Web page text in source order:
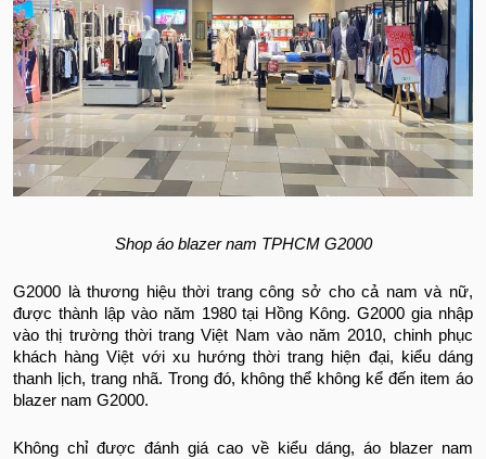
Shop áo blazer nam TPHCM G2000
G2000 là thương hiệu thời trang công sở cho cả nam và nữ,
được thành lập vào năm 1980 tại Hồng Kông. G2000 gia nhập
vào thị trường thời trang Việt Nam vào năm 2010, chinh phục
khách hàng Việt với xu hướng thời trang hiện đại, kiểu dáng
thanh lịch, trang nhã. Trong đó, không thể không kể đến item áo
blazer nam G2000.
Không chỉ được đánh giá cao về kiểu dáng, áo blazer nam